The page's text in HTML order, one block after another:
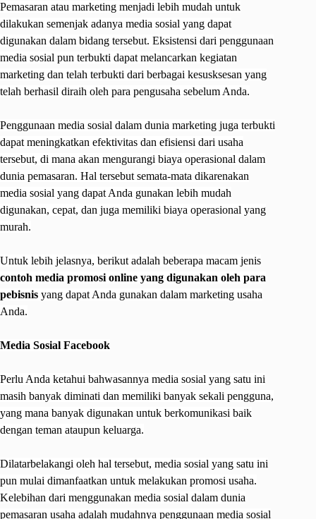
Pemasaran atau marketing menjadi lebih mudah untuk
dilakukan semenjak adanya media sosial yang dapat
digunakan dalam bidang tersebut. Eksistensi dari penggunaan
media sosial pun terbukti dapat melancarkan kegiatan
marketing dan telah terbukti dari berbagai kesusksesan yang
telah berhasil diraih oleh para pengusaha sebelum Anda.
Penggunaan media sosial dalam dunia marketing juga terbukti
dapat meningkatkan efektivitas dan efisiensi dari usaha
tersebut, di mana akan mengurangi biaya operasional dalam
dunia pemasaran. Hal tersebut semata-mata dikarenakan
media sosial yang dapat Anda gunakan lebih mudah
digunakan, cepat, dan juga memiliki biaya operasional yang
murah.
Untuk lebih jelasnya, berikut adalah beberapa macam jenis
contoh media promosi online yang digunakan oleh para
pebisnis yang dapat Anda gunakan dalam marketing usaha
Anda.
Media Sosial Facebook
Perlu Anda ketahui bahwasannya media sosial yang satu ini
masih banyak diminati dan memiliki banyak sekali pengguna,
yang mana banyak digunakan untuk berkomunikasi baik
dengan teman ataupun keluarga.
Dilatarbelakangi oleh hal tersebut, media sosial yang satu ini
pun mulai dimanfaatkan untuk melakukan promosi usaha.
Kelebihan dari menggunakan media sosial dalam dunia
pemasaran usaha adalah mudahnya penggunaan media sosial